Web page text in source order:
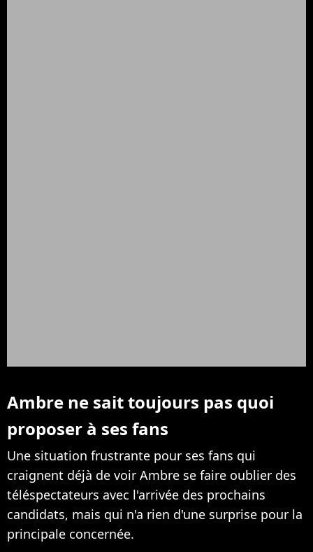
Ambre ne sait toujours pas quoi
proposer à ses fans
Une situation frustrante pour ses fans qui
craignent déjà de voir Ambre se faire oublier des
téléspectateurs avec l'arrivée des prochains
candidats, mais qui n'a rien d'une surprise pour la
principale concernée.